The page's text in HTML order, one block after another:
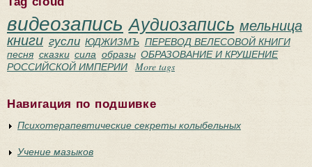
видеозапись Аудиозапись мельница
книги гусли ЮДЖИЗМЪ ПЕРЕВОД ВЕЛЕСОВОЙ КНИГИ
песня сказки сила образы ОБРАЗОВАНИЕ И КРУШЕНИЕ
РОССИЙСКОЙ ИМПЕРИИ More tags
Навигация по подшивке
Психотерапевтические секреты колыбельных
Учение мазыков